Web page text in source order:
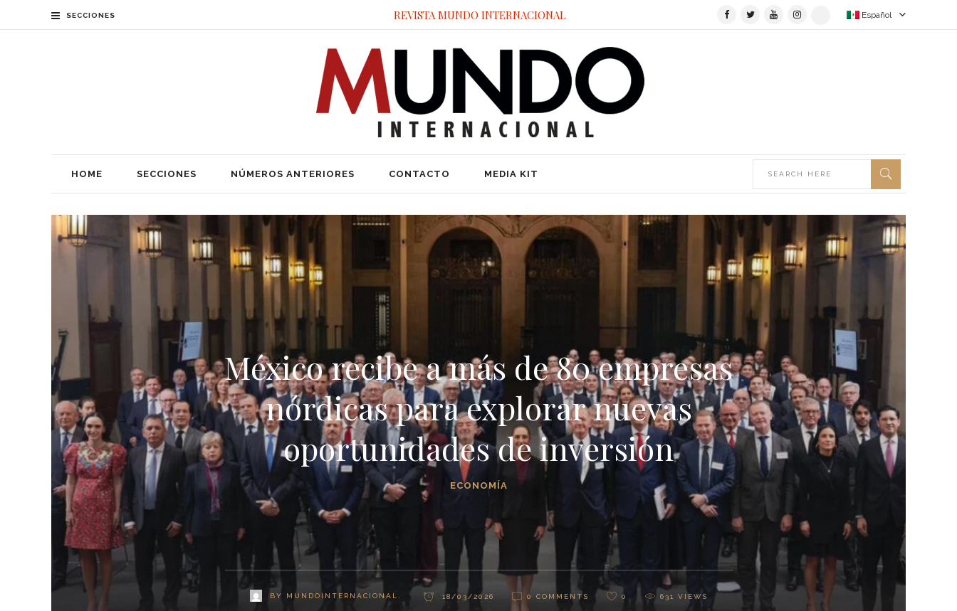
SECCIONES REVISTA MUNDO INTERNACIONAL Español
HOME SECCIONES NÚMEROS ANTERIORES CONTACTO MEDIA KIT
México recibe a más de 80 empresas
nórdicas para explorar nuevas
oportunidades de inversión
ECONOMÍA
BY MUNDOINTERNACIONAL. 18/03/2026 0 COMMENTS 0 631 VIEWS